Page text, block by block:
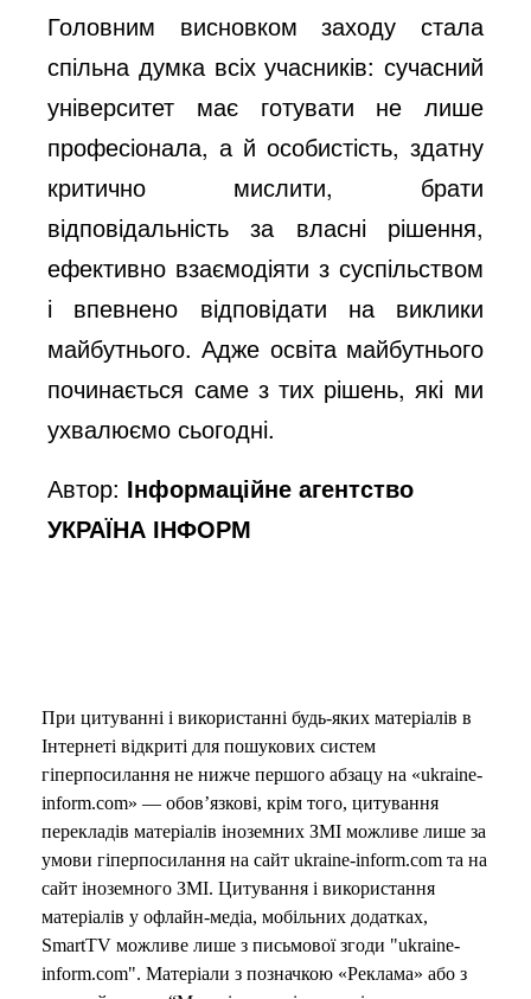
Головним висновком заходу стала
спільна думка всіх учасників: сучасний
університет має готувати не лише
професіонала, а й особистість, здатну
критично мислити, брати
відповідальність за власні рішення,
ефективно взаємодіяти з суспільством
і впевнено відповідати на виклики
майбутнього. Адже освіта майбутнього
починається саме з тих рішень, які ми
ухвалюємо сьогодні.
Автор: Інформаційне агентство
УКРАЇНА ІНФОРМ
При цитуванні і використанні будь-яких матеріалів в
Інтернеті відкриті для пошукових систем
гіперпосилання не нижче першого абзацу на «ukraine-
inform.com» — обов’язкові, крім того, цитування
перекладів матеріалів іноземних ЗМІ можливе лише за
умови гіперпосилання на сайт ukraine-inform.com та на
сайт іноземного ЗМІ. Цитування і використання
матеріалів у офлайн-медіа, мобільних додатках,
SmartTV можливе лише з письмової згоди "ukraine-
inform.com". Матеріали з позначкою «Реклама» або з